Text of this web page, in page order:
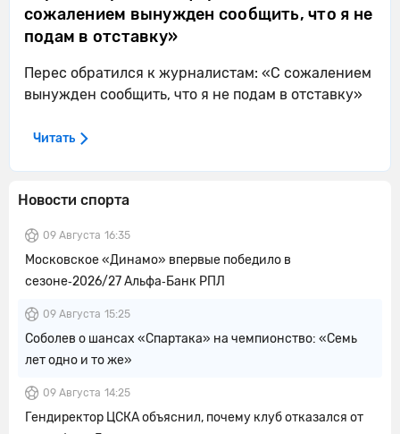
Новости спорта
09 Августа 16:35
Московское «Динамо» впервые победило в
сезоне‑2026/27 Альфа‑Банк РПЛ
09 Августа 15:25
Соболев о шансах «Спартака» на чемпионство: «Семь
лет одно и то же»
09 Августа 14:25
Гендиректор ЦСКА объяснил, почему клуб отказался от
сожалением вынужден сообщить, что я не
подам в отставку»
Перес обратился к журналистам: «С сожалением
вынужден сообщить, что я не подам в отставку»
Читать